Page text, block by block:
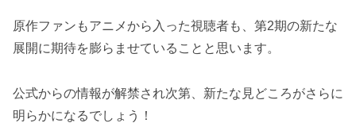
原作ファンもアニメから入った視聴者も、第2期の新たな
展開に期待を膨らませていることと思います。
公式からの情報が解禁され次第、新たな見どころがさらに
明らかになるでしょう！